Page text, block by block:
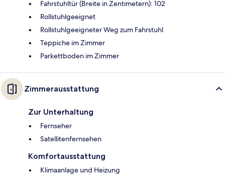
Fahrstuhltür (Breite in Zentimetern): 102
Rollstuhlgeeignet
Rollstuhlgeeigneter Weg zum Fahrstuhl
Teppiche im Zimmer
Parkettboden im Zimmer
Zimmerausstattung
Zur Unterhaltung
Fernseher
Satellitenfernsehen
Komfortausstattung
Klimaanlage und Heizung